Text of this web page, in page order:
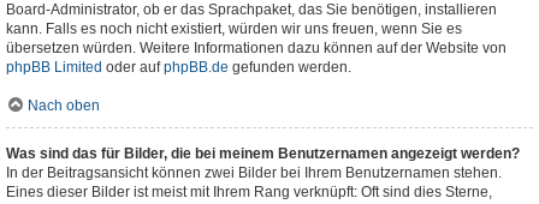
Board-Administrator, ob er das Sprachpaket, das Sie benötigen, installieren
kann. Falls es noch nicht existiert, würden wir uns freuen, wenn Sie es
übersetzen würden. Weitere Informationen dazu können auf der Website von
phpBB Limited oder aufphpBB.de gefunden werden.
Nach oben
Was sind das für Bilder, die bei meinem Benutzernamen angezeigt werden?
In der Beitragsansicht können zwei Bilder bei Ihrem Benutzernamen stehen.
Eines dieser Bilder ist meist mit Ihrem Rang verknüpft: Oft sind dies Sterne,